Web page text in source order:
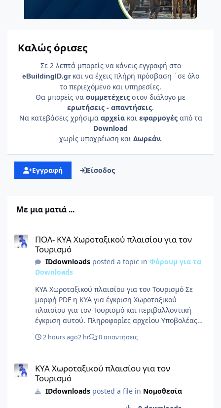
Καλώς όρισες
Σε 2 λεπτά μπορείς να κάνεις εγγραφή στο
eBuildingID.gr και να έχεις πλήρη πρόσβαση ΄σε όλο
το περιεχόμενο και υπηρεσίες.
Θα μπορείς να συμμετέχεις στον διάλογο με
ερωτήσεις - απαντήσεις.
Να κατεβάσεις χρήσιμα αρχείακαι εφαρμογέςαπό τα
Download
χωρίς υποχρέωση και Δωρεάν.
Εγγραφή Είσοδος
Με μια ματιά ...
ΠΟΛ- ΚΥΑ Χωροταξικού πλαισίου για τον
Τουρισμό
IDdownloadsposted a topic in Φόρουμ για τα
Downloads
ΚΥΑ Χωροταξικού πλαισίου για τον Τουρισμό Σε
μορφή PDF η ΚΥΑ για έγκριση Χωροταξικού
πλαισίου για τον Τουρισμό και περιβαλλοντική
έγκριση αυτού. Πληροφορίες αρχείου Υποβολέας
Προβολή αρχείου
2 hours ago2 hr 0 απαντήσεις
ΚΥΑ Χωροταξικού πλαισίου για τον
Τουρισμό
IDdownloadsposted a file in Νομοθεσία